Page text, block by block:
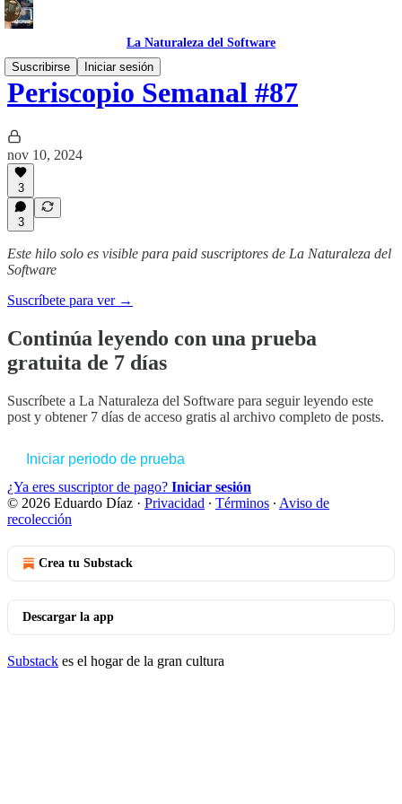
La Naturaleza del Software
Suscribirse
Iniciar sesión
Periscopio Semanal #87
nov 10, 2024
3
3
Este hilo solo es visible para paid suscriptores de La Naturaleza del
Software
Suscríbete para ver →
Continúa leyendo con una prueba
gratuita de 7 días
Suscríbete a La Naturaleza del Software para seguir leyendo este
post y obtener 7 días de acceso gratis al archivo completo de posts.
Iniciar periodo de prueba
¿Ya eres suscriptor de pago? Iniciar sesión
© 2026 Eduardo Díaz · Privacidad ∙ Términos ∙ Aviso de
recolección
Crea tu Substack
Descargar la app
Substack es el hogar de la gran cultura